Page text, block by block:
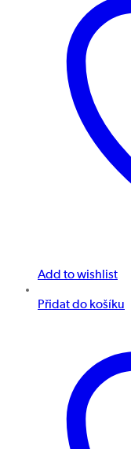
Add to wishlist
Přidat do košíku